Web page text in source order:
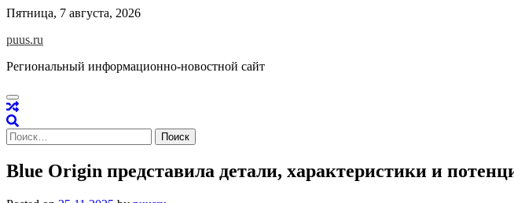
Skip
content
Пятница, 7 августа, 2026
puus.ru
Региональный информационно-новостной сайт
Найти:
Blue Origin представила детали, характеристики и